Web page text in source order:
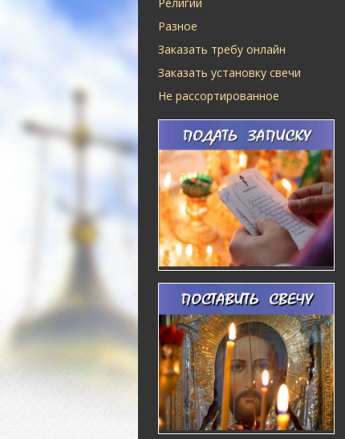
Разное
Заказать требу онлайн
Заказать установку свечи
Не рассортированное